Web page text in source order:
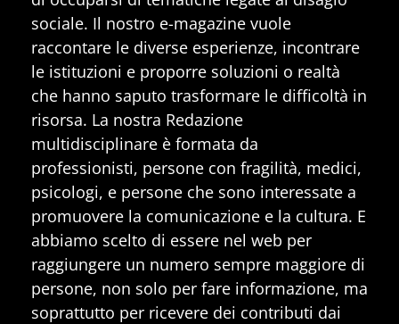
sociale. Il nostro e-magazine vuole
raccontare le diverse esperienze, incontrare
le istituzioni e proporre soluzioni o realtà
che hanno saputo trasformare le difficoltà in
risorsa. La nostra Redazione
multidisciplinare è formata da
professionisti, persone con fragilità, medici,
psicologi, e persone che sono interessate a
promuovere la comunicazione e la cultura. E
abbiamo scelto di essere nel web per
raggiungere un numero sempre maggiore di
persone, non solo per fare informazione, ma
soprattutto per ricevere dei contributi dai